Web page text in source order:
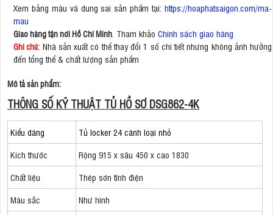
Xem bảng màu và dung sai sản phẩm tại: https://hoaphatsaigon.com/ma-
mau
Giao hàng tận nơi Hồ Chí Minh . Tham khảo Chính sách giao hàng
Ghi chú: Nhà sản xuất có thể thay đổi 1 số chi tiết nhưng không ảnh hưởng
đến tổng thể & chất lượng sản phẩm
Mô tả sản phẩm:
THÔNG SỐ KỸ THUẬT TỦ HỒ SƠ DSG862-4K
Kiểu dáng
Tủ locker 24 cánh loại nhỏ
Kích thước
Rộng 915 x sâu 450 x cao 1830
Chất liệu
Thép sơn tĩnh điện
Màu sắc
Như hình